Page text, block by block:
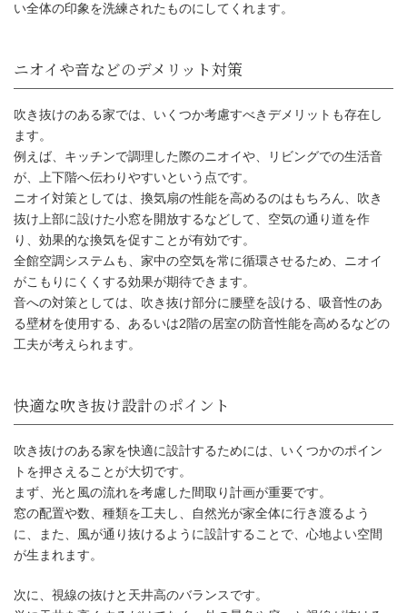
吹き抜けのある家の魅力と対
開放感と明るさをもたらす魅力
い全体の印象を洗練されたものにしてくれます。
吹き抜けのある家では、いくつか考慮すべきデメリットも存在し
ます。
例えば、キッチンで調理した際のニオイや、リビングでの生活音
が、上下階へ伝わりやすいという点です。
ニオイ対策としては、換気扇の性能を高めるのはもちろん、吹き
抜け上部に設けた小窓を開放するなどして、空気の通り道を作
り、効果的な換気を促すことが有効です。
全館空調システムも、家中の空気を常に循環させるため、ニオイ
がこもりにくくする効果が期待できます。
音への対策としては、吹き抜け部分に腰壁を設ける、吸音性のあ
る壁材を使用する、あるいは2階の居室の防音性能を高めるなどの
工夫が考えられます。
吹き抜けのある家を快適に設計するためには、いくつかのポイン
トを押さえることが大切です。
まず、光と風の流れを考慮した間取り計画が重要です。
窓の配置や数、種類を工夫し、自然光が家全体に行き渡るよう
に、また、風が通り抜けるように設計することで、心地よい空間
が生まれます。
次に、視線の抜けと天井高のバランスです。